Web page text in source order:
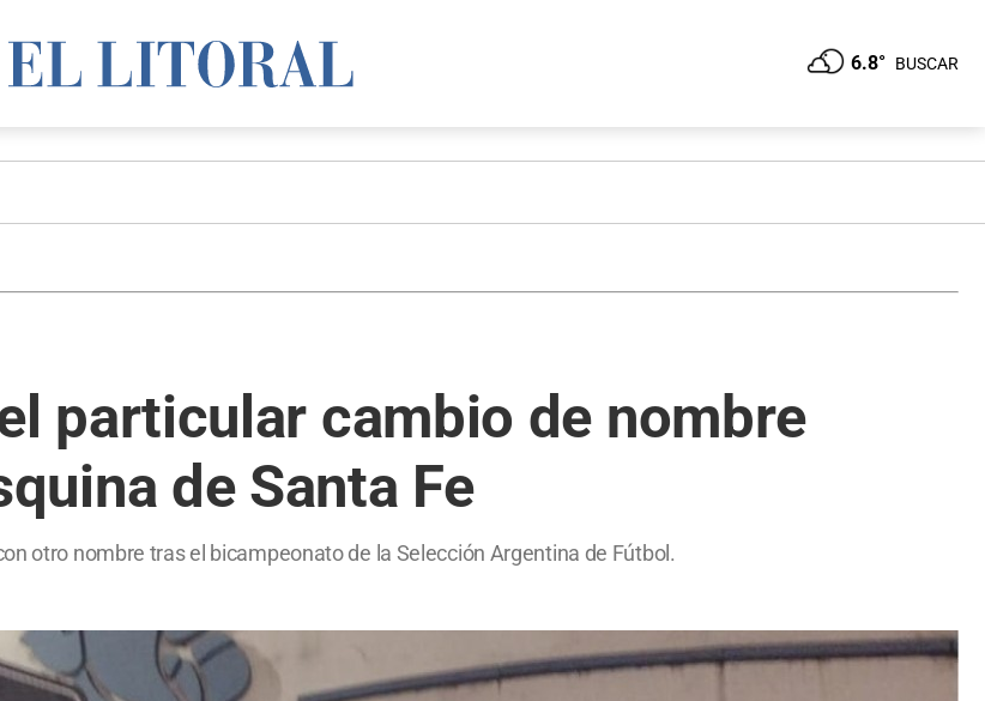
6.8° BUSCAR
particular cambio de nombre
de Santa Fe
otro nombre tras el bicampeonato de la Selección Argentina de Fútbol.